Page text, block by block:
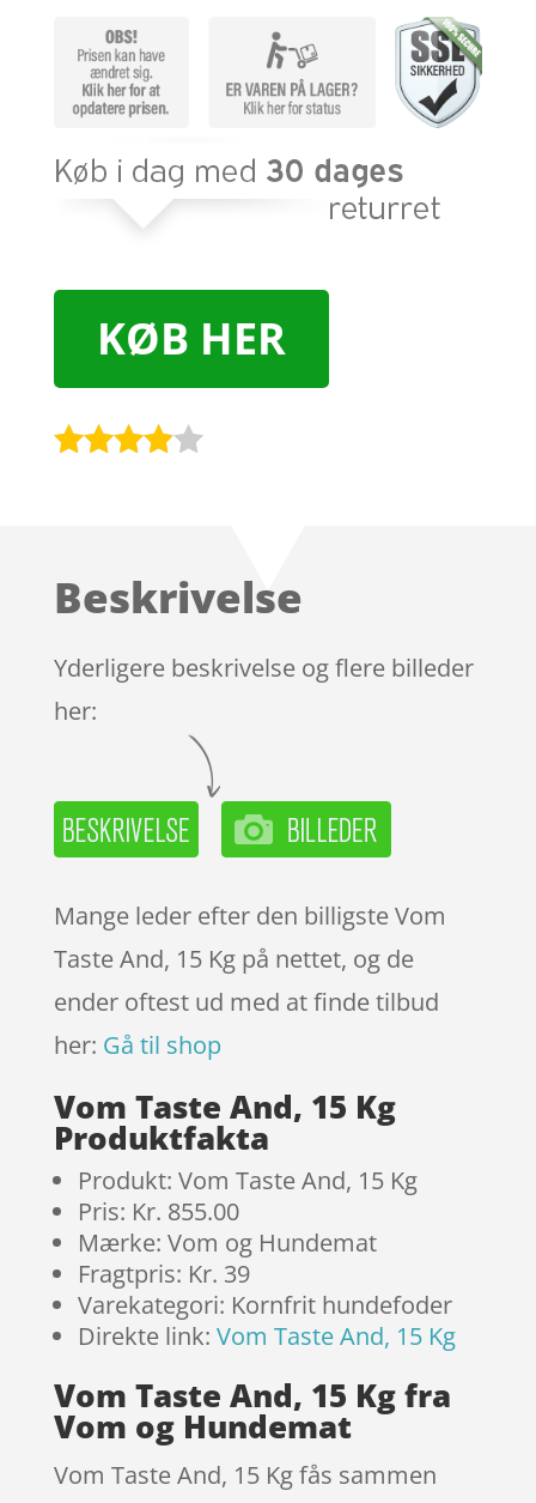
KØB HER
på
ømmels
er
Beskrivelse
Yderligere beskrivelse og flere billeder
her:
Mange leder efter den billigste Vom
Taste And, 15 Kg på nettet, og de
ender oftest ud med at finde tilbud
her: Gå til shop
Vom Taste And, 15 Kg
Produktfakta
Produkt: Vom Taste And, 15 Kg
Pris: Kr. 855.00
Mærke: Vom og Hundemat
Fragtpris: Kr. 39
Varekategori: Kornfrit hundefoder
Direkte link: Vom Taste And, 15 Kg
Vom Taste And, 15 Kg fra
Vom og Hundemat
Vom Taste And, 15 Kg fås sammen